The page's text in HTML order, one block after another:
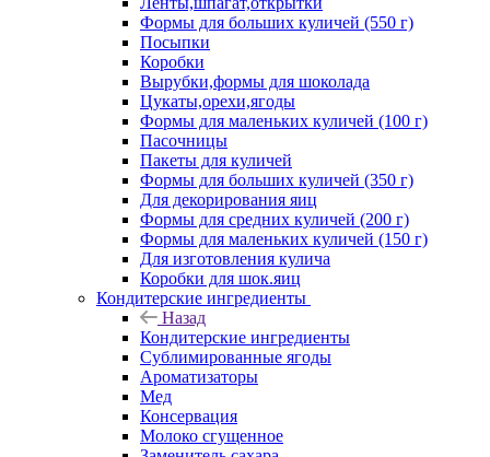
Формы для больших куличей (550 г)
Посыпки
Коробки
Вырубки,формы для шоколада
Цукаты,орехи,ягоды
Формы для маленьких куличей (100 г)
Пасочницы
Пакеты для куличей
Формы для больших куличей (350 г)
Для декорирования яиц
Формы для средних куличей (200 г)
Формы для маленьких куличей (150 г)
Для изготовления кулича
Коробки для шок.яиц
Кондитерские ингредиенты
Назад
Кондитерские ингредиенты
Сублимированные ягоды
Ароматизаторы
Мед
Консервация
Молоко сгущенное